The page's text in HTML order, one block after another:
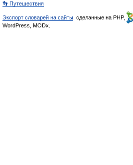
👣 Путешествия
Экспорт словарей на сайты , сделанные на PHP,
WordPress, MODx.